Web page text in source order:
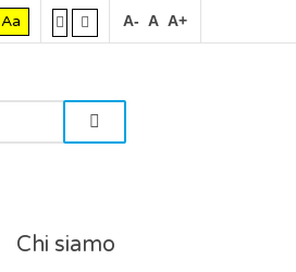
Aa A- A A+
Chi siamo